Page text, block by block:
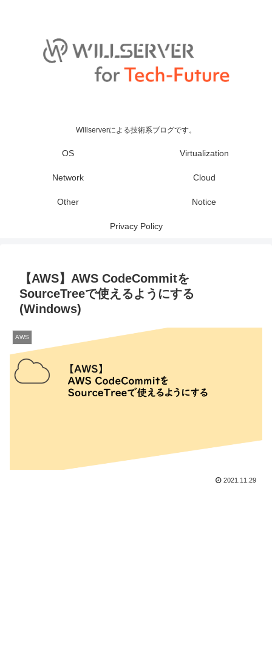
Willserverによる技術系ブログです。
OS Virtualization
Network Cloud
Other Notice
Privacy Policy
【AWS】AWS CodeCommitを
SourceTreeで使えるようにする
(Windows)
AWS
2021.11.29